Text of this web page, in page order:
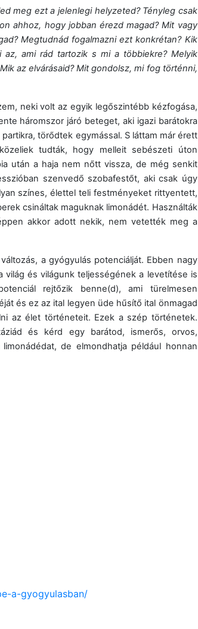
meg ezt a jelenlegi helyzeted? Tényleg csak
ahhoz, hogy jobban érezd magad? Mit vagy
Megtudnád fogalmazni ezt konkrétan? Kik
ami rád tartozik s mi a többiekre? Melyik
az elvárásaid? Mit gondolsz, mi fog történni,
neki volt az egyik legőszintébb kézfogása,
háromszor járó beteget, aki igazi barátokra
törődtek egymással. S láttam már érett
tudták, hogy melleit sebészeti úton
után a haja nem nőtt vissza, de még senkit
szenvedő szobafestőt, aki csak úgy
színes, élettel teli festményeket rittyentett,
csináltak maguknak limonádét. Használták
akkor adott nekik, nem vetették meg a
a gyógyulás potenciálját. Ebben nagy
világ és világunk teljességének a levetítése is
rejtőzik benne(d), ami türelmesen
és ez az ital legyen üde hűsítő ital önmagad
az élet történeteit. Ezek a szép történetek.
és kérd egy barátod, ismerős, orvos,
de elmondhatja például honnan
a-gyogyulasban/